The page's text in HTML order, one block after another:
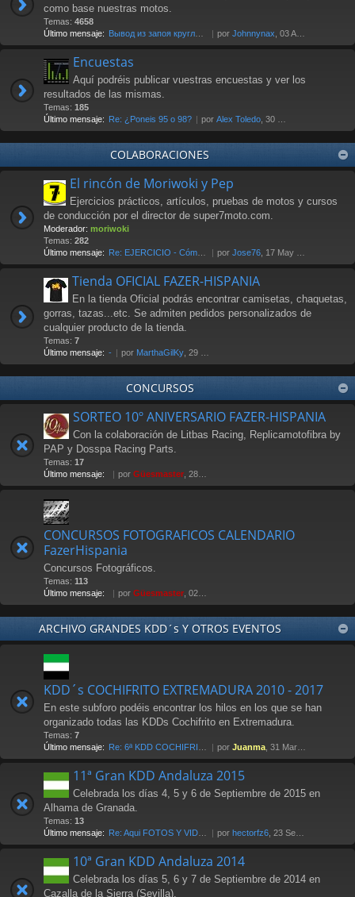
como base nuestras motos.
Temas: 4658
Último mensaje: Вывод из запоя круглосуточно … por Johnnynax , 03 Ago 2026 17:29
Encuestas
Aquí podréis publicar vuestras encuestas y ver los
resultados de las mismas.
Temas: 185
Último mensaje: Re: ¿Poneis 95 o 98? por Alex Toledo , 30 Oct 2021 23:23
COLABORACIONES
El rincón de Moriwoki y Pep
Ejercicios prácticos, artículos, pruebas de motos y cursos
de conducción por el director de super7moto.com.
Moderador: moriwoki
Temas: 282
Último mensaje: Re: EJERCICIO - Cómo frenar. … por Jose76 , 17 May 2018 00:17
Tienda OFICIAL FAZER-HISPANIA
En la tienda Oficial podrás encontrar camisetas, chaquetas,
gorras, tazas...etc. Se admiten pedidos personalizados de
cualquier producto de la tienda.
Temas: 7
Último mensaje: - por MarthaGilKy , 29 Jul 2026 12:38
CONCURSOS
SORTEO 10º ANIVERSARIO FAZER-HISPANIA
Con la colaboración de Litbas Racing, Replicamotofibra by
PAP y Dosspa Racing Parts.
Temas: 17
Último mensaje:
por Güesmaster , 28 Nov 2011 20:13
CONCURSOS FOTOGRAFICOS CALENDARIO
FazerHispania
Concursos Fotográficos.
Temas: 113
Último mensaje:
por Güesmaster , 02 May 2012 21:07
ARCHIVO GRANDES KDD´s Y OTROS EVENTOS
KDD´s COCHIFRITO EXTREMADURA 2010 - 2017
En este subforo podéis encontrar los hilos en los que se han
organizado todas las KDDs Cochifrito en Extremadura.
Temas: 7
Último mensaje: Re: 6ª KDD COCHIFRITO 1-abri… por Juanma , 31 Mar 2017 00:14
11ª Gran KDD Andaluza 2015
Celebrada los días 4, 5 y 6 de Septiembre de 2015 en
Alhama de Granada.
Temas: 13
Último mensaje: Re: Aqui FOTOS Y VIDEOS por hectorfz6 , 23 Sep 2015 12:48
10ª Gran KDD Andaluza 2014
Celebrada los días 5, 6 y 7 de Septiembre de 2014 en
Cazalla de la Sierra (Sevilla).